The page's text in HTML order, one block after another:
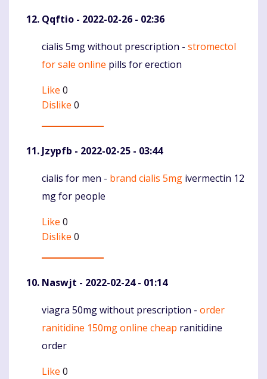
Qqftio - 2022-02-26 - 02:36
Komentaras
cialis 5mg without prescription - stromectol
for sale online pills for erection
Like 0
Dislike 0
Jzypfb - 2022-02-25 - 03:44
Komentaras
cialis for men - brand cialis 5mg ivermectin 12
mg for people
Like 0
Dislike 0
Naswjt - 2022-02-24 - 01:14
Komentaras
viagra 50mg without prescription - order
ranitidine 150mg online cheap ranitidine
order
Like 0